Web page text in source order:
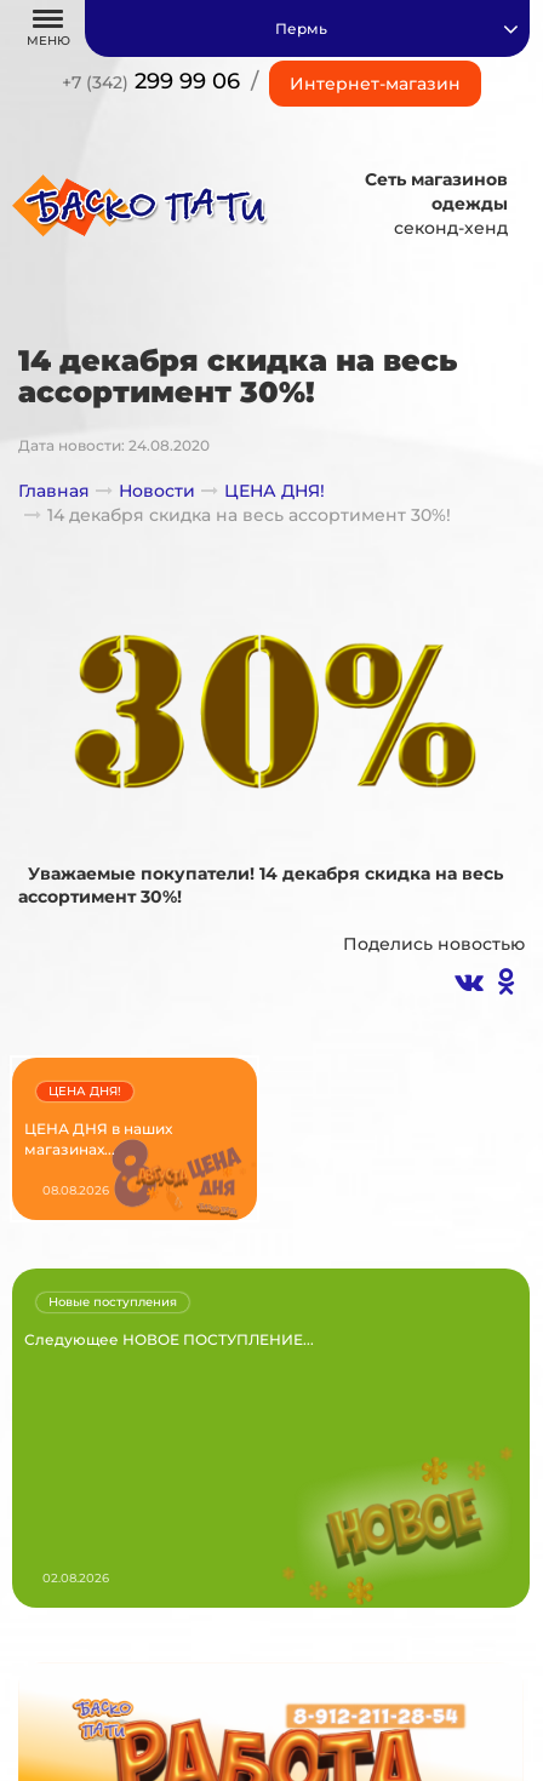
МЕНЮ
+7 (342) 299 99 06 / Интернет-магазин
Пермь
Сеть магазинов
одежды
секонд-хенд
14 декабря скидка на весь
ассортимент 30%!
Дата новости: 24.08.2020
Главная Новости
ЦЕНА ДНЯ!
14 декабря скидка на весь ассортимент 30%!
Уважаемые покупатели! 14 декабря скидка на весь
ассортимент 30%!
Поделись новостью
ЦЕНА ДНЯ в наших
магазинах...
ЦЕНА ДНЯ!
08.08.2026
Следующее НОВОЕ ПОСТУПЛЕНИЕ...
Новые поступления
02.08.2026